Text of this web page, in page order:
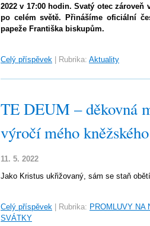
2022 v 17:00 hodin. Svatý otec
po celém světě. Přinášíme oficiální
papeže Františka biskupům.
Celý příspěvek Rubrika: Aktuality
TE DEUM – děkovná
výročí mého
11. 5. 2022
Jako Kristus ukřižovaný, sám se staň obětí
Celý příspěvek Rubrika: PROMLUVY NA
SVÁTKY